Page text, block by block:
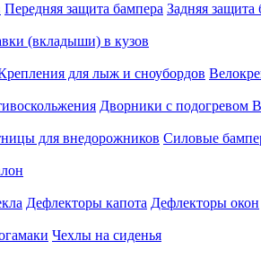
Передняя защита бампера Задняя защита
(вкладыши) в кузов
для лыж и сноубордов
Дворники с подогревом
для внедорожников Силовые
Дефлекторы капота Дефлекторы окон
Чехлы на сиденья